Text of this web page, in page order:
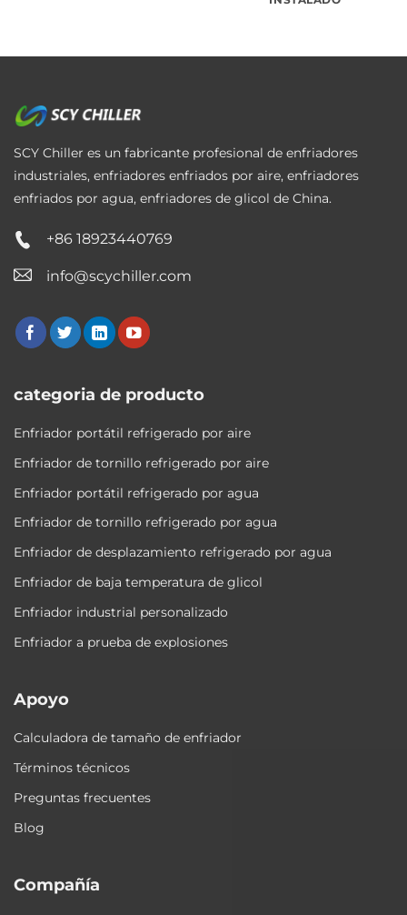
SCY Chiller es un fabricante profesional de enfriadores
industriales, enfriadores enfriados por aire, enfriadores
enfriados por agua, enfriadores de glicol de China.
+86 18923440769
info@scychiller.com
categoria de producto
Enfriador portátil refrigerado por aire
Enfriador de tornillo refrigerado por aire
Enfriador portátil refrigerado por agua
Enfriador de tornillo refrigerado por agua
Enfriador de desplazamiento refrigerado por agua
Enfriador de baja temperatura de glicol
Enfriador industrial personalizado
Enfriador a prueba de explosiones
Apoyo
Calculadora de tamaño de enfriador
Términos técnicos
Preguntas frecuentes
Blog
Compañía